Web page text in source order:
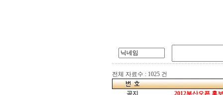
전체 자료수 : 1025 건
공지
2012부산오픈 홍